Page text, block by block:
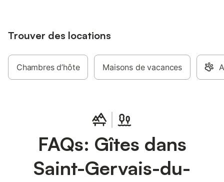
Trouver des locations
Chambres d’hôte Maisons de vacances
FAQs: Gîtes dans
Saint-Gervais-du-